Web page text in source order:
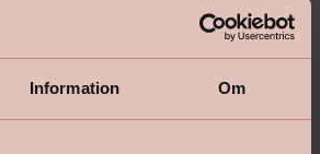
Information Om